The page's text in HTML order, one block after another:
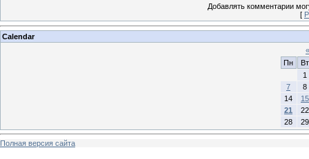
Добавлять комментарии
[
Calendar
«
Пн
Вт
1
7
8
14
15
21
22
28
29
Полная версия сайта